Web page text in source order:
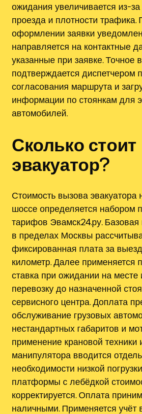
ожидания увеличивается из-
проезда и плотности трафика.
оформлении заявки
направляется на контактные
указанные при заявке. Точное
подтверждается диспетчером
согласования маршрута и
информации по стоянкам для
автомобилей.
Сколько стоит
эвакуатор?
Стоимость вызова эвакуатора
шоссе определяется набором
тарифов Эвамск24.ру. Базовая
в пределах Москвы
фиксированная плата за
километр. Далее применяется
ставка при ожидании на месте
перевозку до назначенной
сервисного центра. Доплата
обслуживание грузовых
нестандартных габаритов и
применение крановой техники
манипулятора вводится
необходимости низкой
платформы с лебёдкой
корректируется. Оплата
наличными. Применяется учёт